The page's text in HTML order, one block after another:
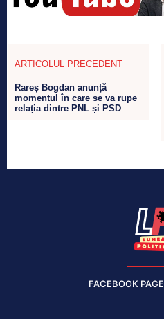
ARTICOLUL PRECEDENT
Rareș Bogdan anunță
momentul în care se va rupe
relația dintre PNL și PSD
FACEBOOK PAGE